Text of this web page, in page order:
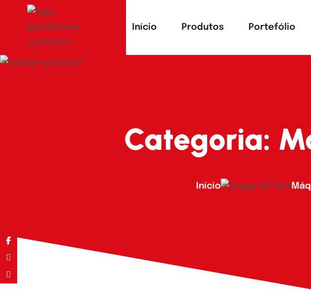
Início Produtos Portefólio
Categoria:
Início